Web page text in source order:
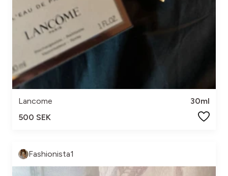
Lancome
30ml
500 SEK
Fashionista1